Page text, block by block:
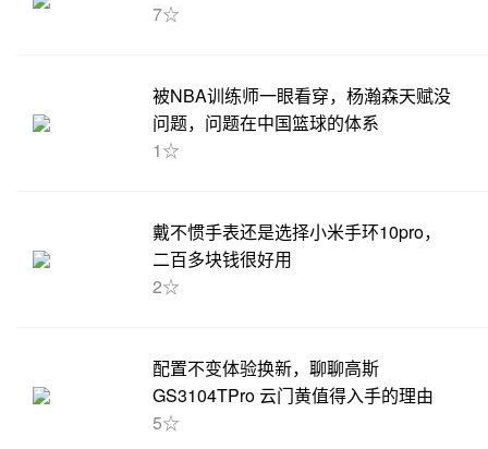
7☆
被NBA训练师一眼看穿，杨瀚森天赋没
问题，问题在中国篮球的体系
1☆
戴不惯手表还是选择小米手环10pro，
二百多块钱很好用
2☆
配置不变体验换新，聊聊高斯
GS3104TPro 云门黄值得入手的理由
5☆